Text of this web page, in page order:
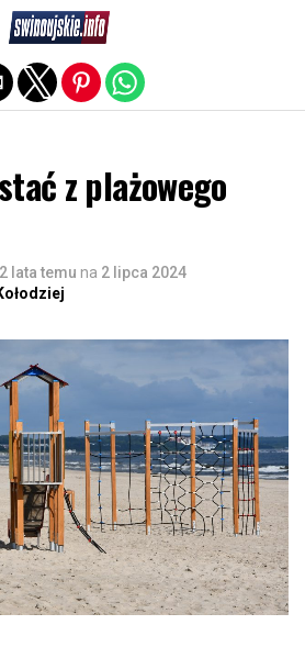
z plażowego
2 lata temu na 2 lipca 2024
mobile version